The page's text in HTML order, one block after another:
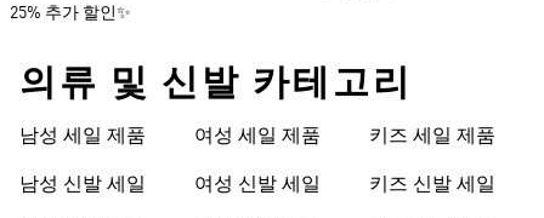
25% 추가 할인✨
의류 및 신발 카테고리
남성 세일 제품
남성 신발 세일
여성 세일 제품
여성 신발 세일
키즈 세일 제품
키즈 신발 세일